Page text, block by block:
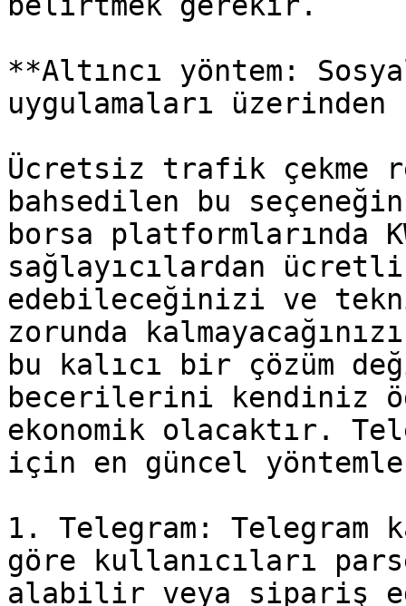
**Altıncı yöntem:
uygulamaları üzerinden
Ücretsiz trafik çekme
bahsedilen bu
borsa platformlarında
sağlayıcılardan
edebileceğinizi ve
zorunda
bu kalıcı bir çözüm
becerilerini kendiniz
ekonomik olacaktır.
için en güncel
1. Telegram: Telegram
göre kullanıcıları
alabilir veya sipariş